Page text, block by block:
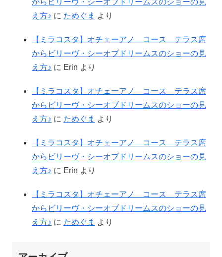
え方♪ に ためぐま より
【ミラコスタ】オチェーアノ コース テラス席
からビリーヴ・シーオブドリームスのショーの見
え方♪ に Erin より
【ミラコスタ】オチェーアノ コース テラス席
からビリーヴ・シーオブドリームスのショーの見
え方♪ に ためぐま より
【ミラコスタ】オチェーアノ コース テラス席
からビリーヴ・シーオブドリームスのショーの見
え方♪ に Erin より
【ミラコスタ】オチェーアノ コース テラス席
からビリーヴ・シーオブドリームスのショーの見
え方♪ に ためぐま より